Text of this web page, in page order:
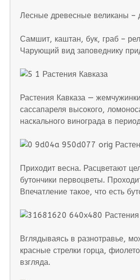
Лесные древесные великаны –
Самшит, каштан, бук, граб –
Чарующий вид заповеднику
Растения Кавказа —
сассапареля высокого,
наскального винограда в
Приходит весна. Расцветают
бутончики первоцветы.
Впечатление такое, что есть
Вглядываясь в разнотравье,
красные стрелки горца,
взгляда.